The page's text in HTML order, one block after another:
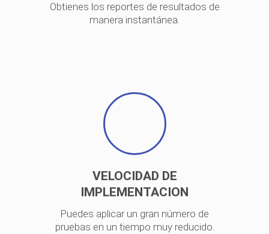
Obtienes los reportes de resultados de
manera instantánea.
VELOCIDAD DE
IMPLEMENTACION
Puedes aplicar un gran número de
pruebas en un tiempo muy reducido.